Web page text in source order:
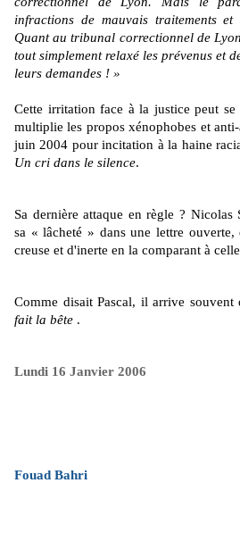
infractions de mauvais traitements et
Quant au tribunal correctionnel de
tout simplement relaxé les prévenus et
leurs demandes ! »
Cette irritation face à la justice peut
multiplie les propos xénophobes et
juin 2004 pour incitation à la haine
Un cri dans le silence.
Sa dernière attaque en règle ?
sa « lâcheté » dans une lettre
creuse et d'inerte en la comparant à
Comme disait Pascal, il arrive souvent
fait la bête .
Lundi 16 Janvier 2006
Fouad Bahri